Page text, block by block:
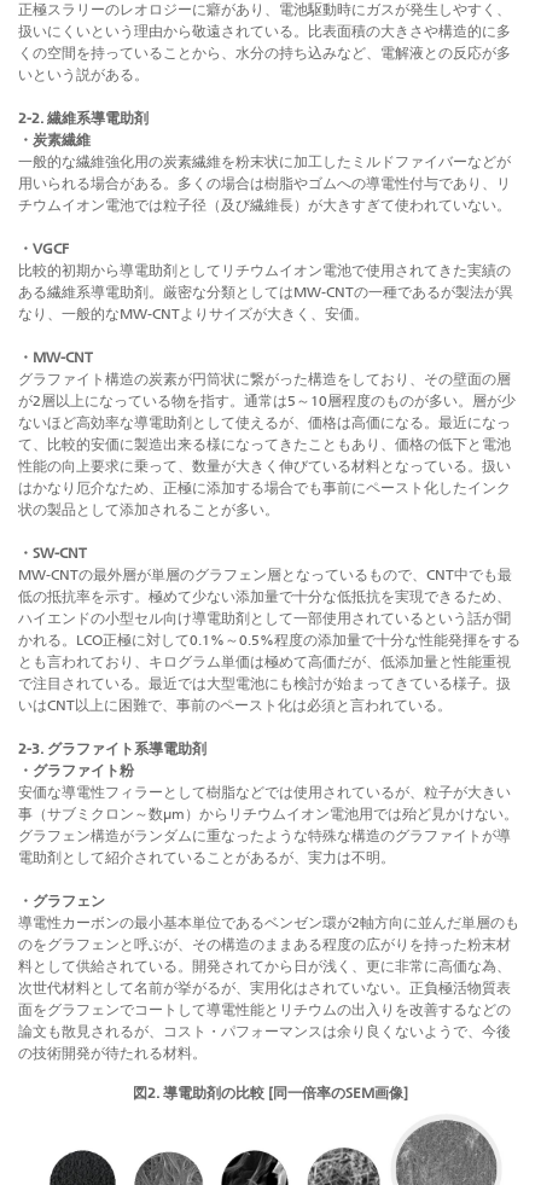
正極スラリーのレオロジーに癖があり、電池駆動時にガスが発生しやすく、
扱いにくいという理由から敬遠されている。比表面積の大きさや構造的に多
くの空間を持っていることから、水分の持ち込みなど、電解液との反応が多
いという説がある。
2-2. 繊維系導電助剤
・炭素繊維
一般的な繊維強化用の炭素繊維を粉末状に加工したミルドファイバーなどが
用いられる場合がある。多くの場合は樹脂やゴムへの導電性付与であり、リ
チウムイオン電池では粒子径（及び繊維長）が大きすぎて使われていない。
・VGCF
比較的初期から導電助剤としてリチウムイオン電池で使用されてきた実績の
ある繊維系導電助剤。厳密な分類としてはMW-CNTの一種であるが製法が異
なり、一般的なMW-CNTよりサイズが大きく、安価。
・MW-CNT
グラファイト構造の炭素が円筒状に繋がった構造をしており、その壁面の層
が2層以上になっている物を指す。通常は5～10層程度のものが多い。層が少
ないほど高効率な導電助剤として使えるが、価格は高価になる。最近になっ
て、比較的安価に製造出来る様になってきたこともあり、価格の低下と電池
性能の向上要求に乗って、数量が大きく伸びている材料となっている。扱い
はかなり厄介なため、正極に添加する場合でも事前にペースト化したインク
状の製品として添加されることが多い。
・SW-CNT
MW-CNTの最外層が単層のグラフェン層となっているもので、CNT中でも最
低の抵抗率を示す。極めて少ない添加量で十分な低抵抗を実現できるため、
ハイエンドの小型セル向け導電助剤として一部使用されているという話が聞
かれる。LCO正極に対して0.1%～0.5%程度の添加量で十分な性能発揮をする
とも言われており、キログラム単価は極めて高価だが、低添加量と性能重視
で注目されている。最近では大型電池にも検討が始まってきている様子。扱
いはCNT以上に困難で、事前のペースト化は必須と言われている。
2-3. グラファイト系導電助剤
・グラファイト粉
安価な導電性フィラーとして樹脂などでは使用されているが、粒子が大きい
事（サブミクロン～数μm）からリチウムイオン電池用では殆ど見かけない。
グラフェン構造がランダムに重なったような特殊な構造のグラファイトが導
電助剤として紹介されていることがあるが、実力は不明。
・グラフェン
導電性カーボンの最小基本単位であるベンゼン環が2軸方向に並んだ単層のも
のをグラフェンと呼ぶが、その構造のままある程度の広がりを持った粉末材
料として供給されている。開発されてから日が浅く、更に非常に高価な為、
次世代材料として名前が挙がるが、実用化はされていない。正負極活物質表
面をグラフェンでコートして導電性能とリチウムの出入りを改善するなどの
論文も散見されるが、コスト・パフォーマンスは余り良くないようで、今後
の技術開発が待たれる材料。
図2. 導電助剤の比較 [同一倍率のSEM画像]